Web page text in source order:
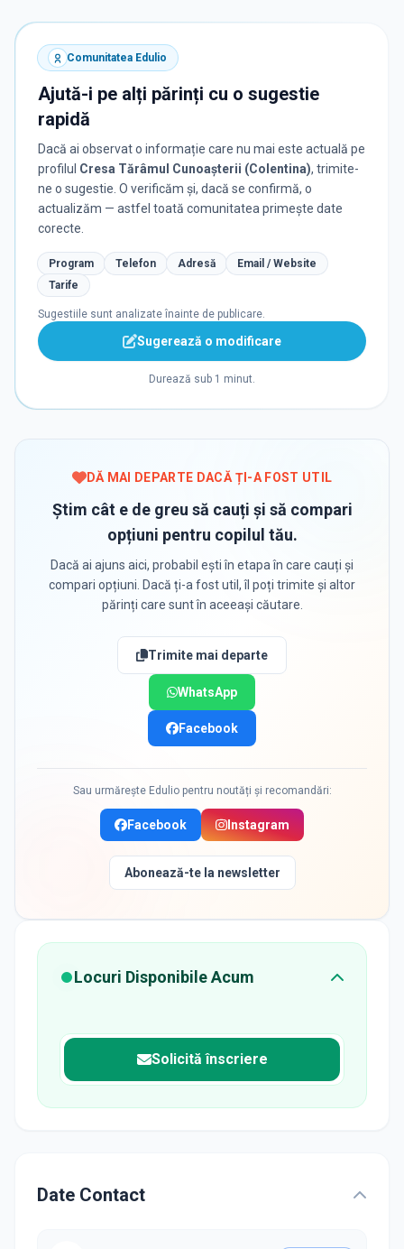
Comunitatea Edulio
Ajută-i pe alți părinți cu o sugestie
rapidă
Dacă ai observat o informație care nu mai este actuală pe
profilul Cresa Tărâmul Cunoașterii (Colentina), trimite-
ne o sugestie. O verificăm și, dacă se confirmă, o
actualizăm — astfel toată comunitatea primește date
corecte.
Program Telefon Adresă
Email / Website
Tarife
Sugestiile sunt analizate înainte de publicare.
Sugerează o modificare
Durează sub 1 minut.
DĂ MAI DEPARTE DACĂ ȚI-A FOST UTIL
Știm cât e de greu să cauți și să compari
opțiuni pentru copilul tău.
Dacă ai ajuns aici, probabil ești în etapa în care cauți și
compari opțiuni. Dacă ți-a fost util, îl poți trimite și altor
părinți care sunt în aceeași căutare.
Trimite mai departe
WhatsApp
Facebook
Sau urmărește Edulio pentru noutăți și recomandări:
Facebook Instagram
Abonează-te la newsletter
Locuri Disponibile Acum
Solicită înscriere
Date Contact